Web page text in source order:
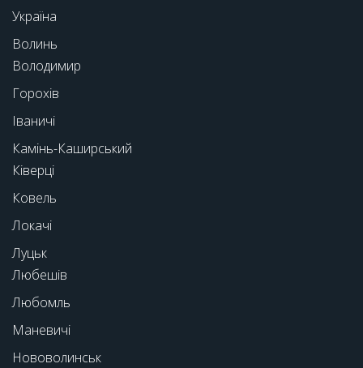
Україна
Волинь
Володимир
Горохів
Іваничі
Камінь-Каширський
Ківерці
Ковель
Локачі
Луцьк
Любешів
Любомль
Маневичі
Нововолинськ